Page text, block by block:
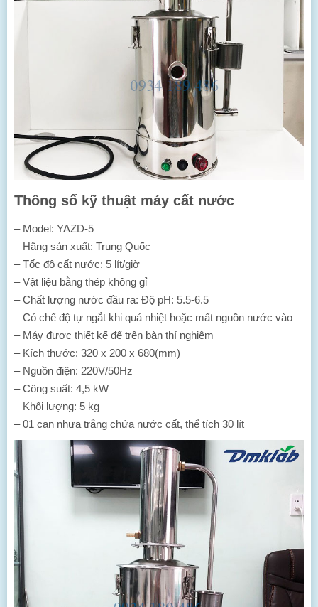
Thông số kỹ thuật máy cất nước
– Model: YAZD-5
– Hãng sản xuất: Trung Quốc
– Tốc độ cất nước: 5 lít/giờ
– Vật liệu bằng thép không gỉ
– Chất lượng nước đầu ra: Độ pH: 5.5-6.5
– Có chế độ tự ngắt khi quá nhiệt hoặc mất nguồn nước vào
– Máy được thiết kế để trên bàn thí nghiệm
– Kích thước: 320 x 200 x 680(mm)
– Nguồn điện: 220V/50Hz
– Công suất: 4,5 kW
– Khối lượng: 5 kg
– 01 can nhựa trắng chứa nước cất, thể tích 30 lít